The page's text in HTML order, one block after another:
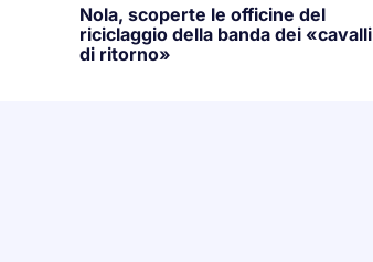
Nola, scoperte le officine del
riciclaggio della banda dei «cavalli
di ritorno»